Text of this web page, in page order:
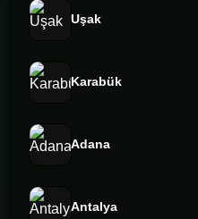
Uşak
Karabük
Adana
Antalya